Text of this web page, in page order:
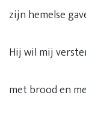
zijn hemelse
Hij wil mij
met brood en